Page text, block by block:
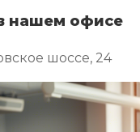
нашем офисе
шоссе, 24